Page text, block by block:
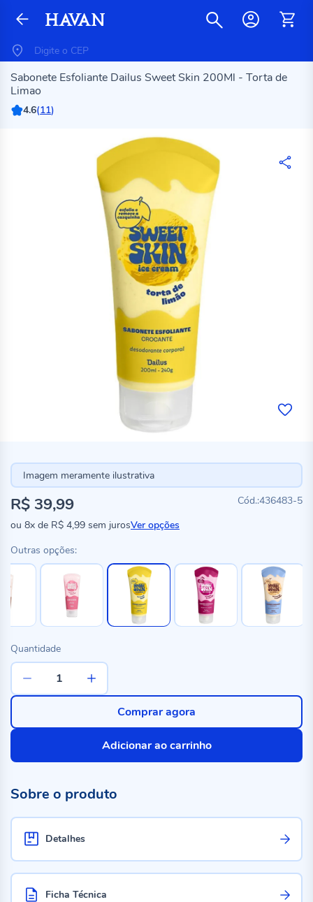
Sabonete Esfoliante Dailus Sweet Skin 200Ml - Torta de
Limao
4.6(11)
Imagem meramente ilustrativa
436483-5
R$ 39,99
ou 8x de R$ 4,99 sem jurosVer opções
Outras opções:
Quantidade
Adicionar ao carrinho
Comprar agora
Sobre o produto
Detalhes
Ficha Técnica